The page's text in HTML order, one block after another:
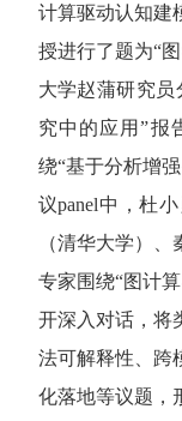
计算驱动认知建
授进行了题为“
大学赵蒲研究
究中的应用”报
绕“基于分析增
议panel中，杜
（清华大学）
专家围绕“图计
开深入对话，将
法可解释性、跨
化落地等议题，